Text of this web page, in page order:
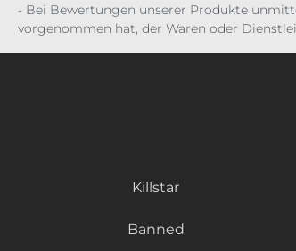
- Bei Bewertungen unserer Produkte
vorgenommen hat, der Waren oder
Killstar
Banned